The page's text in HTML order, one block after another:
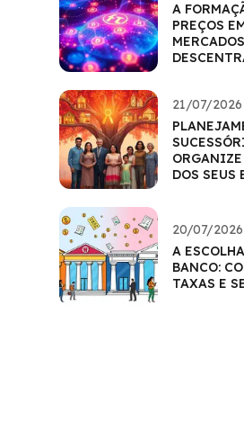
A
PREÇOS
21/07/2026
DOS SEUS
20/07/2026
A
BANCO:
TAXAS E